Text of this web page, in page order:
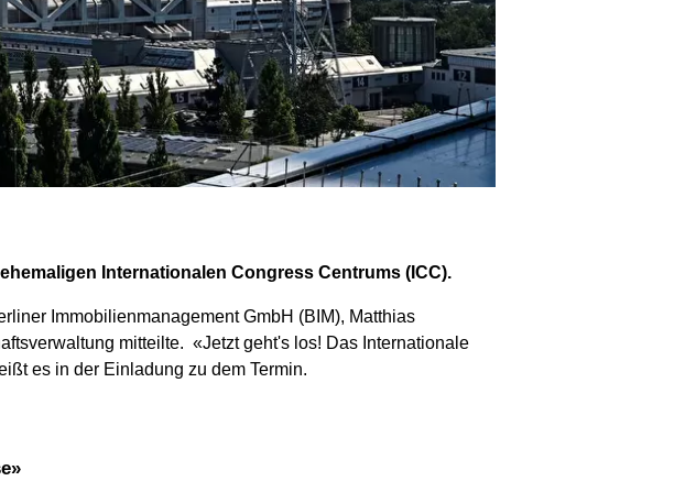
Internationalen Congress Centrums (ICC).
Immobilienmanagement GmbH (BIM), Matthias
mitteilte. «Jetzt geht's los! Das Internationale
es in der Einladung zu dem Termin.